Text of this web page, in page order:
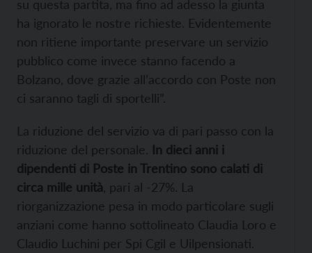
su questa partita, ma fino ad adesso la giunta
ha ignorato le nostre richieste. Evidentemente
non ritiene importante preservare un servizio
pubblico come invece stanno facendo a
Bolzano, dove grazie all’accordo con Poste non
ci saranno tagli di sportelli”.
La riduzione del servizio va di pari passo con la
riduzione del personale. In dieci anni i
dipendenti di Poste in Trentino sono calati di
circa mille unità , pari al -27%. La
riorganizzazione pesa in modo particolare sugli
anziani come hanno sottolineato Claudia Loro e
Claudio Luchini per Spi Cgil e Uilpensionati.